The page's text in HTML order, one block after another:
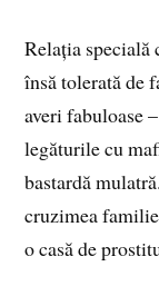
Relația
însă tolerată de
averi fabuloase
legăturile cu
bastardă
cruzimea
o casă de